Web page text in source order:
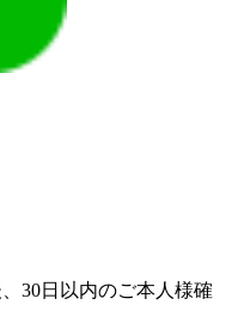
30日以内のご本人様確